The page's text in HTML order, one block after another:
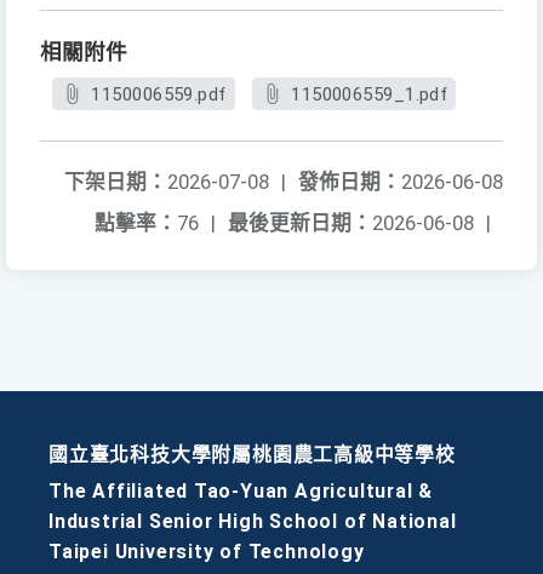
相關附件
1150006559.pdf 1150006559_1.pdf
發佈日期： 2026-06-08
下架日期： 2026-07-08 |
最後更新日期： 2026-06-08 |
點擊率： 76 |
國立臺北科技大學附屬桃園農工高級中等學校
The Affiliated Tao-Yuan Agricultural &
Industrial Senior High School of National
Taipei University of Technology